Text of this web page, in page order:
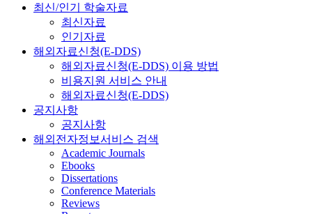
최신/인기 학술자료
최신자료
인기자료
해외자료신청(E-DDS)
해외자료신청(E-DDS) 이용 방법
비용지원 서비스 안내
해외자료신청(E-DDS)
공지사항
공지사항
해외전자정보서비스 검색
Academic Journals
Ebooks
Dissertations
Conference Materials
Reviews